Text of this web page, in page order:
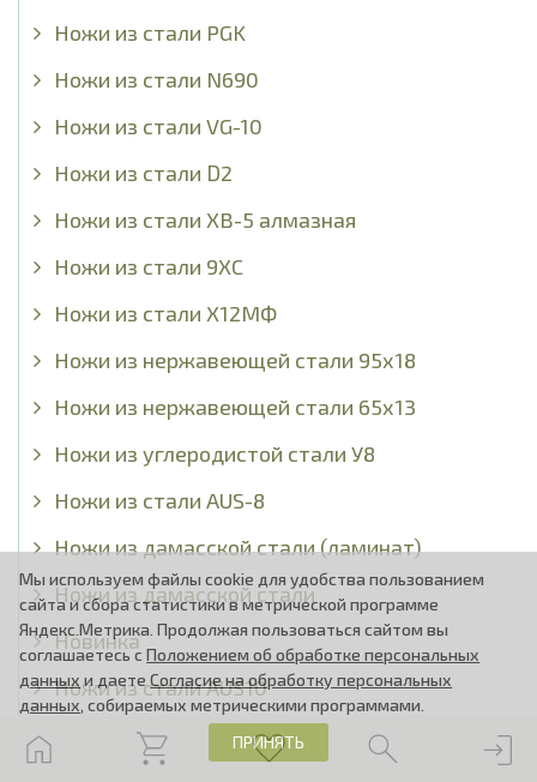
Ножи из стали PGK
Ножи из стали N690
Ножи из стали VG-10
Ножи из стали D2
Ножи из стали ХВ-5 алмазная
Ножи из стали 9ХС
Ножи из стали Х12МФ
Ножи из нержавеющей стали 95х18
Ножи из нержавеющей стали 65х13
Ножи из углеродистой стали У8
Ножи из стали AUS-8
Ножи из дамасской стали (ламинат)
Ножи из дамасской стали
Новинка
Ножи из стали AUS10
СКЛАДНЫЕ НОЖИ
Мы используем файлы cookie для удобства пользованием
сайта и сбора статистики в метрической программе
Яндекс.Метрика. Продолжая пользоваться сайтом вы
соглашаетесь сПоложением об обработке персональных
данных и даетеСогласие на обработку персональных
данных , собираемых метрическими программами.
ПРИНЯТЬ